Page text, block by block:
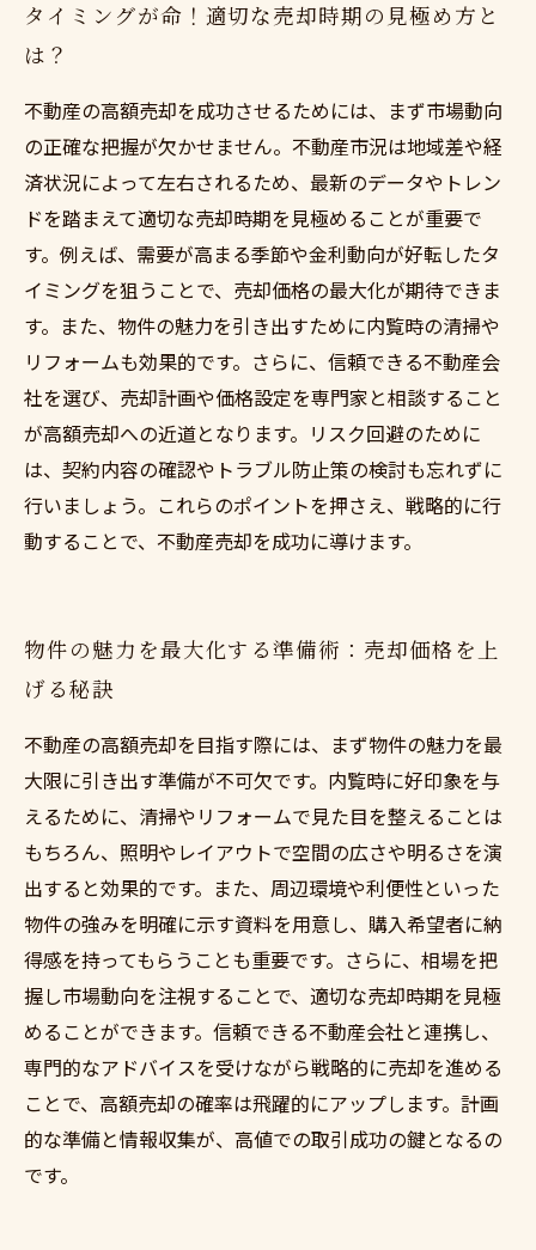
タイミングが命！適切な売却時期の見極め方と
は？
不動産の高額売却を成功させるためには、まず市場動向
の正確な把握が欠かせません。不動産市況は地域差や経
済状況によって左右されるため、最新のデータやトレン
ドを踏まえて適切な売却時期を見極めることが重要で
す。例えば、需要が高まる季節や金利動向が好転したタ
イミングを狙うことで、売却価格の最大化が期待できま
す。また、物件の魅力を引き出すために内覧時の清掃や
リフォームも効果的です。さらに、信頼できる不動産会
社を選び、売却計画や価格設定を専門家と相談すること
が高額売却への近道となります。リスク回避のために
は、契約内容の確認やトラブル防止策の検討も忘れずに
行いましょう。これらのポイントを押さえ、戦略的に行
動することで、不動産売却を成功に導けます。
物件の魅力を最大化する準備術：売却価格を上
げる秘訣
不動産の高額売却を目指す際には、まず物件の魅力を最
大限に引き出す準備が不可欠です。内覧時に好印象を与
えるために、清掃やリフォームで見た目を整えることは
もちろん、照明やレイアウトで空間の広さや明るさを演
出すると効果的です。また、周辺環境や利便性といった
物件の強みを明確に示す資料を用意し、購入希望者に納
得感を持ってもらうことも重要です。さらに、相場を把
握し市場動向を注視することで、適切な売却時期を見極
めることができます。信頼できる不動産会社と連携し、
専門的なアドバイスを受けながら戦略的に売却を進める
ことで、高額売却の確率は飛躍的にアップします。計画
的な準備と情報収集が、高値での取引成功の鍵となるの
です。